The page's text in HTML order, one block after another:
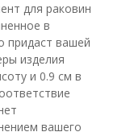
для раковин
в
придаст вашей
изделия
и 0.9 см в
вашего